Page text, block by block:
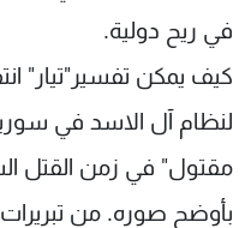
في ريح دولية.
كيف يمكن تفسير"تيار"
لنظام آل الاسد في
مقتول" في زمن القتل
بأوضح صوره. من تبريرات